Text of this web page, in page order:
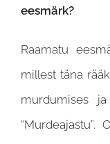
eesmärk?
Raamatu
millest täna
murdumises